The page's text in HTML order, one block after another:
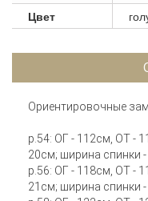
Цвет
Ориентировочные
р.54: ОГ - 112см, ОТ -
20см; ширина спинки
р.56: ОГ - 118см, ОТ -
21см; ширина спинки